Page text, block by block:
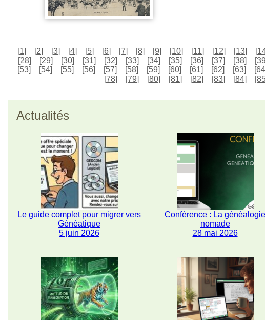
[1] [2] [3] [4] [5] [6] [7] [8] [9] [10] [11] [12] [13] [
[28] [29] [30] [31] [32] [33] [34] [35] [36] [37] [38] [39
[53] [54] [55] [56] [57] [58] [59] [60] [61] [62] [63] [64
[78] [79] [80] [81] [82] [83] [84] [
Actualités
Le guide complet pour migrer vers
Généatique
5 juin 2026
Conférence : La généalogie
nomade
28 mai 2026